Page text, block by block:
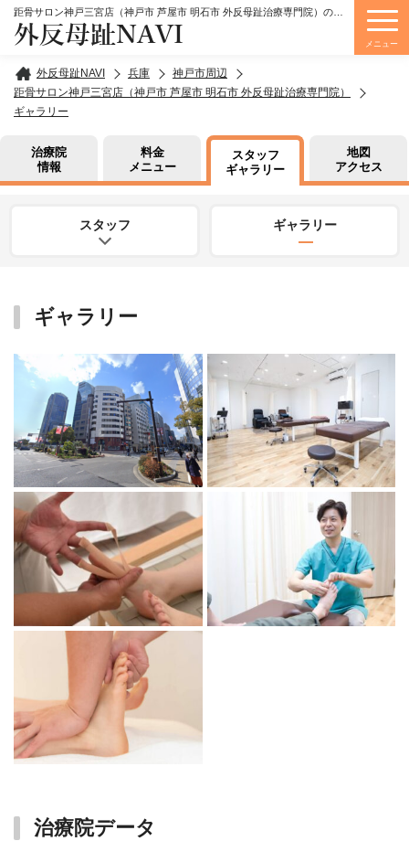
外反母趾NAVI
外反母趾NAVI 兵庫
神戸市周辺
距骨サロン神戸三宮店（神戸市 芦屋市 明石市 外反母趾治療専門院）
ギャラリー
治療院
情報
料金
メニュー
スタッフ
ギャラリー
地図
アクセス
スタッフ ギャラリー
ギャラリー
治療院データ
メニュー